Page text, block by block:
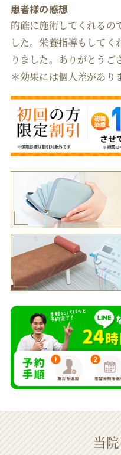
患者様の感想
的確に施術してくれるの
した。栄養指導もして
りました。ありがとうご
＊効果には個人差があり
当